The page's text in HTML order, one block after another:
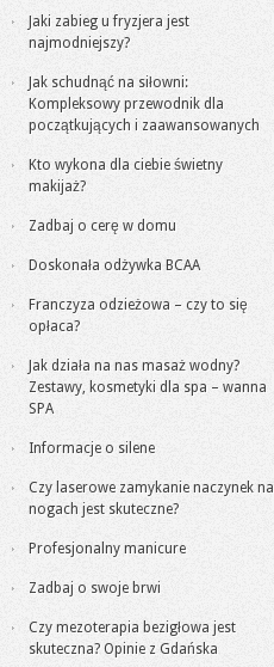
Jaki zabieg u fryzjera jest
najmodniejszy?
Jak schudnąć na siłowni:
Kompleksowy przewodnik dla
początkujących i zaawansowanych
Kto wykona dla ciebie świetny
makijaż?
Zadbaj o cerę w domu
Doskonała odżywka BCAA
Franczyza odzieżowa – czy to się
opłaca?
Jak działa na nas masaż wodny?
Zestawy, kosmetyki dla spa – wanna
SPA
Informacje o silene
Czy laserowe zamykanie naczynek na
nogach jest skuteczne?
Profesjonalny manicure
Zadbaj o swoje brwi
Czy mezoterapia bezigłowa jest
skuteczna? Opinie z Gdańska